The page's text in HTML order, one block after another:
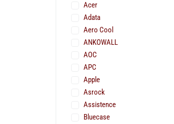
Acer
Adata
Aero Cool
ANKOWALL
AOC
APC
Apple
Asrock
Assistence
Bluecase